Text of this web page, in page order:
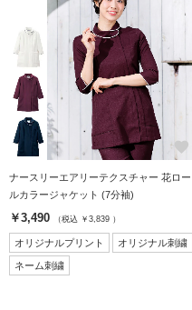
favorite
ナースリーエアリーテクスチャー 花ロー
ルカラージャケット (7分袖)
￥3,490 （税込 ￥3,839 ）
オリジナルプリント オリジナル刺繍
ネーム刺繍